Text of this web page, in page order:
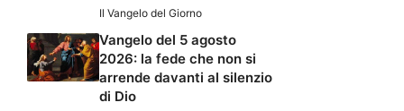
Il Vangelo del Giorno
Vangelo del 5 agosto
2026: la fede che non si
arrende davanti al silenzio
di Dio